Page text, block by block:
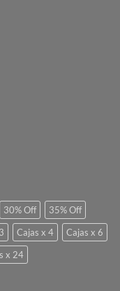
30% Off
35% Off
Cajas x 4
Cajas x 6
x 24